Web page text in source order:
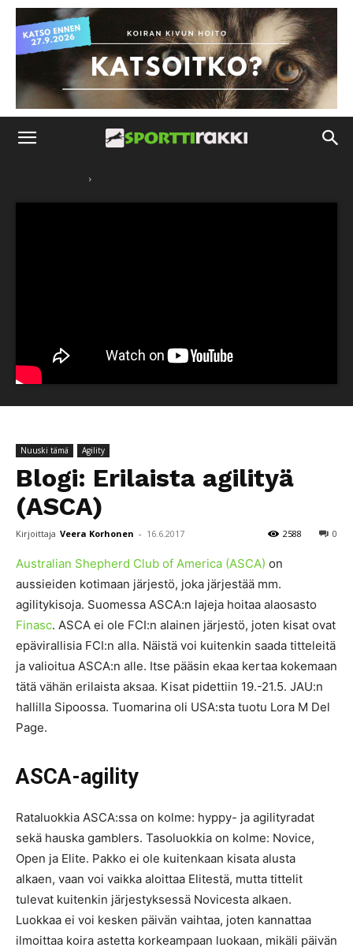
Nuuski tämä Agility
Blogi: Erilaista agilityä
(ASCA)
Kirjoittaja Veera Korhonen - 16.6.2017 0
2588
Australian Shepherd Club of America (ASCA) on
aussieiden kotimaan järjestö, joka järjestää mm.
agilitykisoja. Suomessa ASCA:n lajeja hoitaa alaosasto
Finasc. ASCA ei ole FCI:n alainen järjestö, joten kisat ovat
epävirallisia FCI:n alla. Näistä voi kuitenkin saada titteleitä
ja valioitua ASCA:n alle. Itse pääsin ekaa kertaa kokemaan
tätä vähän erilaista aksaa. Kisat pidettiin 19.-21.5. JAU:n
hallilla Sipoossa. Tuomarina oli USA:sta tuotu Lora M Del
Page.
ASCA-agility
Rataluokkia ASCA:ssa on kolme: hyppy- ja agilityradat
sekä hauska gamblers. Tasoluokkia on kolme: Novice,
Open ja Elite. Pakko ei ole kuitenkaan kisata alusta
alkaen, vaan voi vaikka aloittaa Elitestä, mutta tittelit
tulevat kuitenkin järjestyksessä Novicesta alkaen.
Luokkaa ei voi kesken päivän vaihtaa, joten kannattaa
ilmoittaa koira astetta korkeampaan luokaan, mikäli päivän